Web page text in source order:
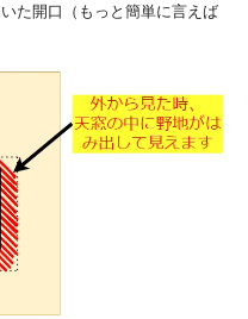
た開口（もっと簡単に言えば